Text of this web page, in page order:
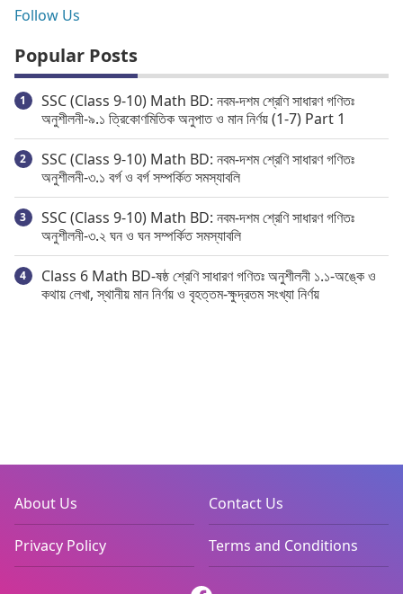
Follow Us
Popular Posts
SSC (Class 9-10) Math BD: নবম-দশম শ্রেণি সাধারণ গণিতঃ
অনুশীলনী-৯.১ ত্রিকোণমিতিক অনুপাত ও মান নির্ণয় (1-7) Part 1
SSC (Class 9-10) Math BD: নবম-দশম শ্রেণি সাধারণ গণিতঃ
অনুশীলনী-৩.১ বর্গ ও বর্গ সম্পর্কিত সমস্যাবলি
SSC (Class 9-10) Math BD: নবম-দশম শ্রেণি সাধারণ গণিতঃ
অনুশীলনী-৩.২ ঘন ও ঘন সম্পর্কিত সমস্যাবলি
Class 6 Math BD-ষষ্ঠ শ্রেণি সাধারণ গণিতঃ অনুশীলনী ১.১-অঙ্কে ও
কথায় লেখা, স্থানীয় মান নির্ণয় ও বৃহত্তম-ক্ষুদ্রতম সংখ্যা নির্ণয়
About Us Contact Us
Privacy Policy Terms and Conditions